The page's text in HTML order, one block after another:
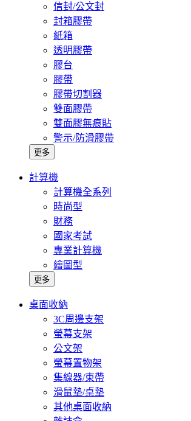
信封/公文封
封箱膠帶
紙箱
透明膠帶
膠台
膠帶
膠帶切割器
雙面膠帶
雙面膠無痕貼
警示/防滑膠帶
更多
計算機
計算機全系列
時尚型
財務
國家考試
專業計算機
繪圖型
更多
桌面收納
3C周邊支架
螢幕支架
公文架
螢幕置物架
集線器/束帶
滑鼠墊/桌墊
其他桌面收納